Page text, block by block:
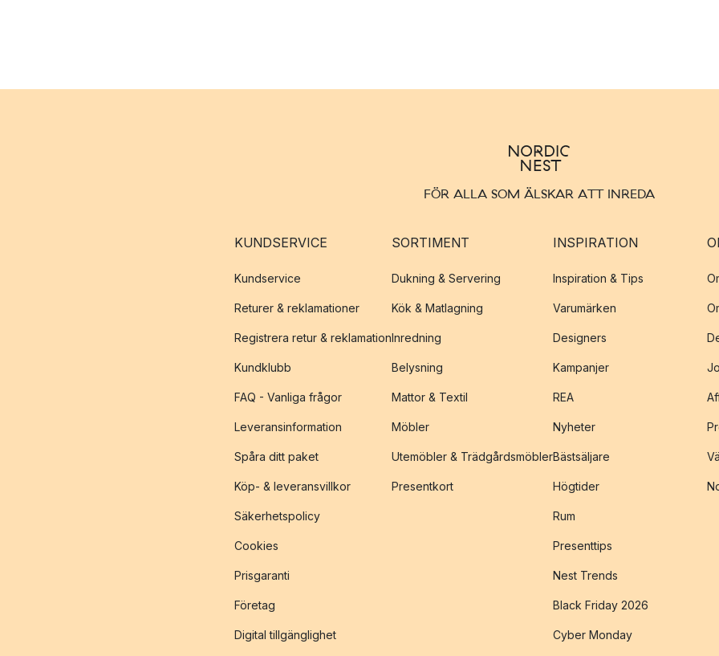
FÖR ALLA SOM ÄLSKAR ATT INREDA
KUNDSERVICE
Kundservice
Returer & reklamationer
Registrera retur & reklamation
Kundklubb
FAQ - Vanliga frågor
Leveransinformation
Spåra ditt paket
Köp- & leveransvillkor
Säkerhetspolicy
Cookies
Prisgaranti
Företag
Digital tillgänglighet
SORTIMENT
Dukning & Servering
Kök & Matlagning
Inredning
Belysning
Mattor & Textil
Möbler
Utemöbler & Trädgårdsmöbler
Presentkort
INSPIRATION
Inspiration & Tips
Varumärken
Designers
Kampanjer
REA
Nyheter
Bästsäljare
Högtider
Rum
Presenttips
Nest Trends
Black Friday 2026
Cyber Monday